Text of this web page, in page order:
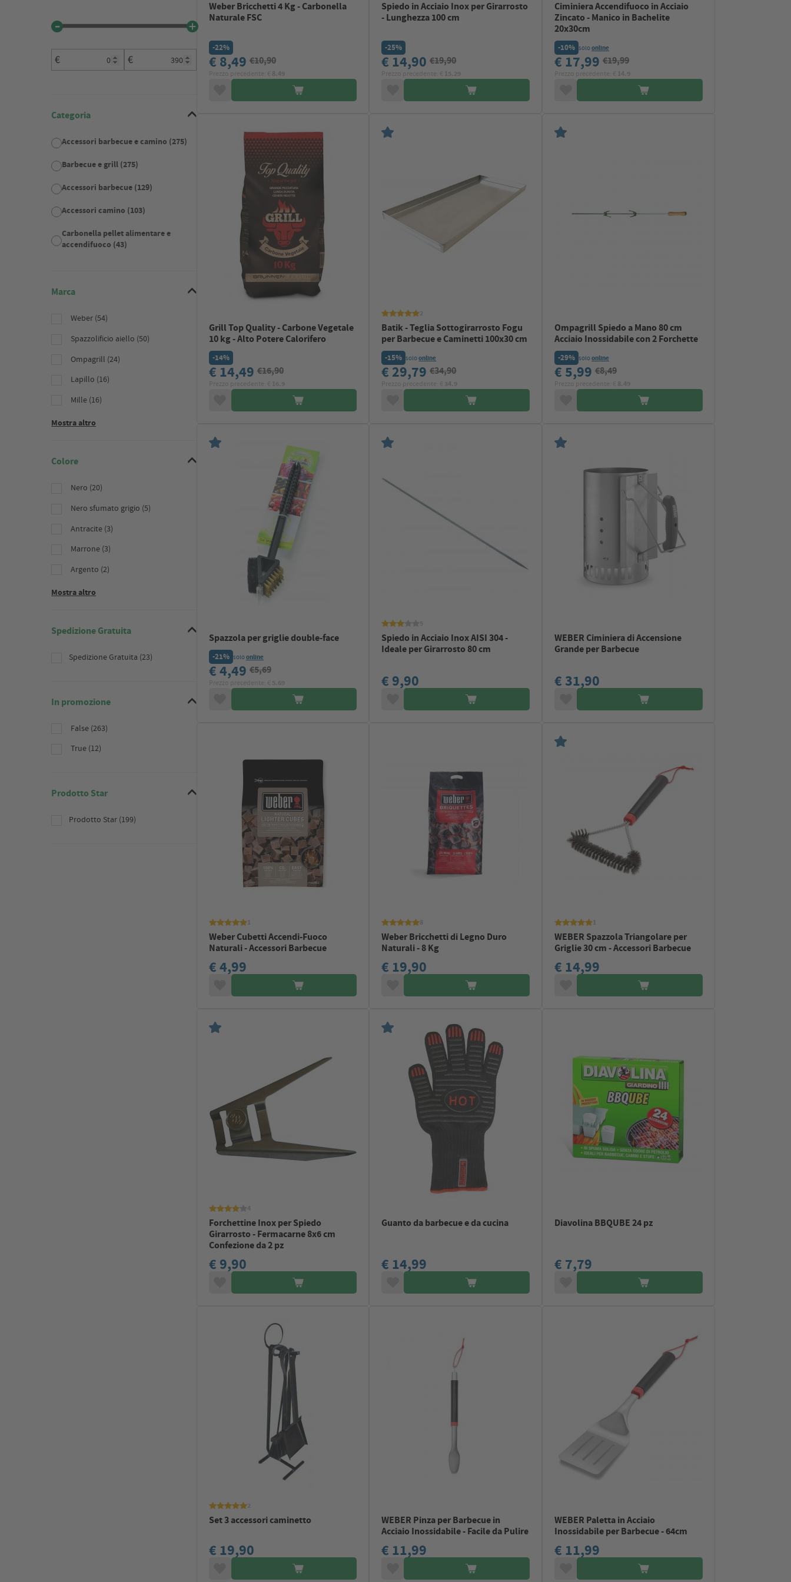
€ €
Categoria
Accessori barbecue e camino (275)
Barbecue e grill (275)
Accessori barbecue (129)
Accessori camino (103)
Carbonella pellet alimentare e
accendifuoco (43)
Marca
Weber (54)
Spazzolificio aiello (50)
Ompagrill (24)
Lapillo (16)
Mille (16)
Mostra altro
Colore
Nero (20)
Nero sfumato grigio (5)
Antracite (3)
Marrone (3)
Argento (2)
Mostra altro
Spedizione Gratuita
Spedizione Gratuita (23)
In promozione
False (263)
True (12)
Prodotto Star
Prodotto Star (199)
Weber Bricchetti 4 Kg - Carbonella
Naturale FSC
-22%
€ 8,49 €10,90
Spiedo in Acciaio Inox per Girarrosto
- Lunghezza 100 cm
-25%
€ 14,90€19,90
Ciminiera Accendifuoco in Acciaio
Zincato - Manico in Bachelite
20x30cm
-10% soloonline
€ 17,99€19,99
Grill Top Quality - Carbone Vegetale
10 kg - Alto Potere Calorifero
-14%
€ 14,49 €16,90
Batik - Teglia Sottogirarrosto Fogu
per Barbecue e Caminetti 100x30 cm
-15% soloonline
€ 29,79€34,90
Ompagrill Spiedo a Mano 80 cm
Acciaio Inossidabile con 2 Forchette
-29% soloonline
€ 5,99€8,49
Spazzola per griglie double-face
-21% soloonline
€ 4,49 €5,69
Spiedo in Acciaio Inox AISI 304 -
Ideale per Girarrosto 80 cm
€ 9,90
WEBER Ciminiera di Accensione
Grande per Barbecue
€ 31,90
1
Weber Cubetti Accendi-Fuoco
Naturali - Accessori Barbecue
€ 4,99
Weber Bricchetti di Legno Duro
Naturali - 8 Kg
€ 19,90
WEBER Spazzola Triangolare per
Griglie 30 cm - Accessori Barbecue
€ 14,99
Forchettine Inox per Spiedo
Girarrosto - Fermacarne 8x6 cm
Confezione da 2 pz
€ 9,90
Guanto da barbecue e da cucina
€ 14,99
Diavolina BBQUBE 24 pz
€ 7,79
2
Set 3 accessori caminetto
€ 19,90
WEBER Pinza per Barbecue in
Acciaio Inossidabile - Facile da Pulire
€ 11,99
WEBER Paletta in Acciaio
Inossidabile per Barbecue - 64cm
€ 11,99